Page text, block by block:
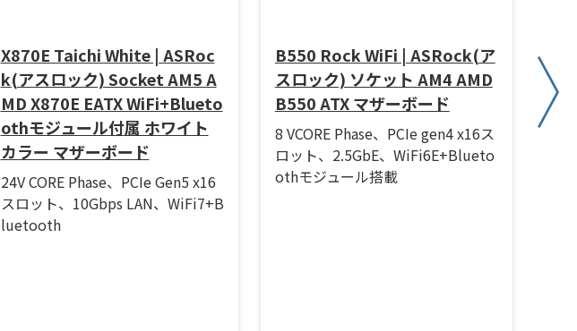
X870E Taichi White | ASRoc
k(アスロック) Socket AM5 A
MD X870E EATX WiFi+Blueto
othモジュール付属 ホワイト
カラー マザーボード
24V CORE Phase、PCIe Gen5 x16
スロット、10Gbps LAN、WiFi7+B
luetooth
B550 Rock WiFi | ASRock(ア
スロック) ソケット AM4 AMD
B550 ATX マザーボード
8 VCORE Phase、PCIe gen4 x16ス
ロット、2.5GbE、WiFi6E+Blueto
othモジュール搭載
ス
デ